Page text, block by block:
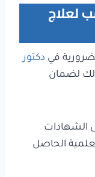
لعلاج
في دكتور
لضمان
الشهادات
الحاصل